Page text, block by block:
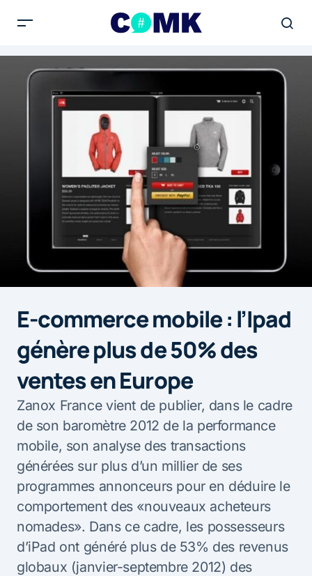
E-commerce mobile : l’Ipad
génère plus de 50% des
ventes en Europe
Zanox France vient de publier, dans le cadre
de son baromètre 2012 de la performance
mobile, son analyse des transactions
générées sur plus d’un millier de ses
programmes annonceurs pour en déduire le
comportement des «nouveaux acheteurs
nomades». Dans ce cadre, les possesseurs
d’iPad ont généré plus de 53% des revenus
globaux (janvier-septembre 2012) des